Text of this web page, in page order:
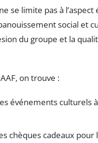
se limite pas à
social et
du groupe et la
on trouve :
événements culturels
chèques cadeaux pour